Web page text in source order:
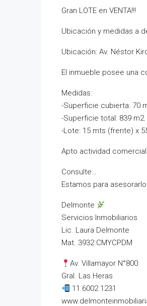
Gran LOTE en VENTA!!!
Ubicación y medidas a
Ubicación: Av. Néstor
El inmueble posee una
Medidas:
-Superficie cubierta: 70
-Superficie total: 839 m2.
-Lote: 15 mts (frente) x
Apto actividad
Consulte…
Estamos para
Delmonte
Servicios Inmobiliarios
Lic. Laura Delmonte
Mat. 3932 CMYCPDM
Av. Villamayor N°800
Gral. Las Heras
11 6002 1231